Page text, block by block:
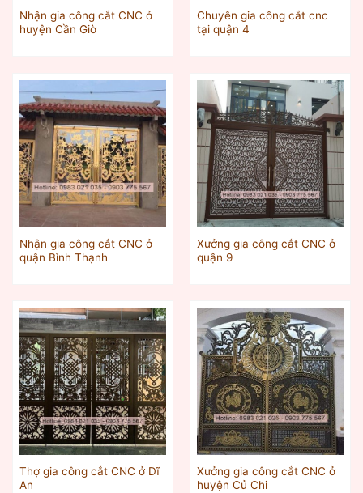
Nhận gia công cắt CNC ở
huyện Cần Giờ
Chuyên gia công cắt cnc
tại quận 4
Nhận gia công cắt CNC ở
quận Bình Thạnh
Xưởng gia công cắt CNC ở
quận 9
Thợ gia công cắt CNC ở Dĩ
An
Xưởng gia công cắt CNC ở
huyện Củ Chi